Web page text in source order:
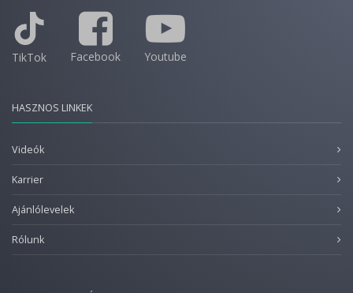
TikTok Facebook Youtube
HASZNOS LINKEK
Videók
Karrier
Ajánlólevelek
Rólunk